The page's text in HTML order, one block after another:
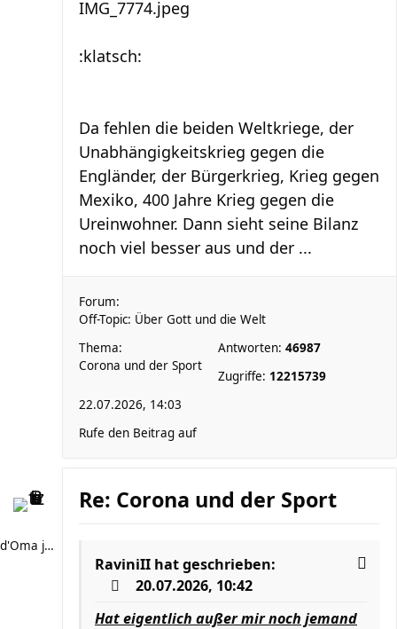
IMG_7774.jpeg
:klatsch:
Da fehlen die beiden Weltkriege, der
Unabhängigkeitskrieg gegen die
Engländer, der Bürgerkrieg, Krieg gegen
Mexiko, 400 Jahre Krieg gegen die
Ureinwohner. Dann sieht seine Bilanz
noch viel besser aus und der ...
Forum:
Off-Topic: Über Gott und die Welt
Thema:
Corona und der Sport
Antworten: 46987
Zugriffe: 12215739
22.07.2026, 14:03
Rufe den Beitrag auf
d'Oma joggt
Re: Corona und der Sport
RaviniII hat geschrieben:
20.07.2026, 10:42
Hat eigentlich außer mir noch jemand